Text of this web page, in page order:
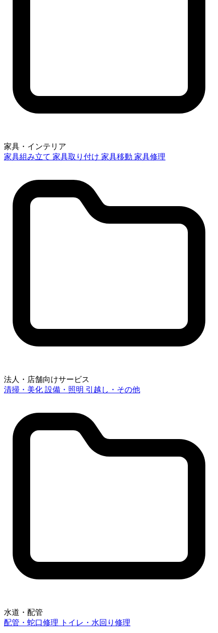
家具・インテリア
家具組み立て 家具取り付け 家具移動 家具修理
法人・店舗向けサービス
清掃・美化 設備・照明 引越し・その他
水道・配管
配管・蛇口修理
トイレ・水回り修理